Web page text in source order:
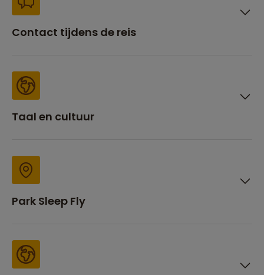
Contact tijdens de reis
Taal en cultuur
Park Sleep Fly